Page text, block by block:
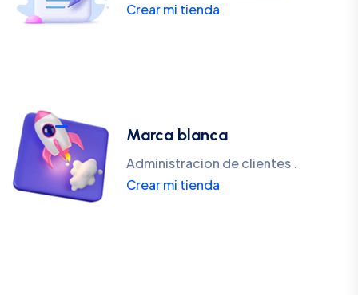
Crear mi tienda
Marca blanca
Administracion de clientes .
Crear mi tienda